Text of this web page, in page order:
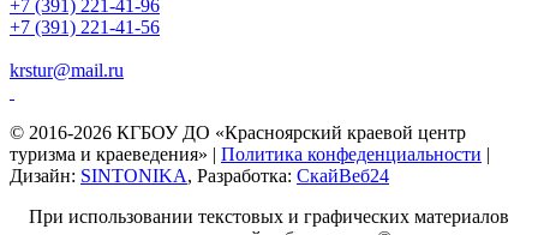
+7 (391) 221-41-96
+7 (391) 221-41-56
krstur@mail.ru
© 2016-2026 КГБОУ ДО «Красноярский краевой центр
туризма и краеведения» | Политика конфеденциальности |
Дизайн: SINTONIKA, Разработка: СкайВеб24
При использовании текстовых и графических материалов